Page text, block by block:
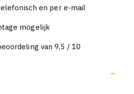
en per e-mail
mogelijk
van 9,5 / 10
